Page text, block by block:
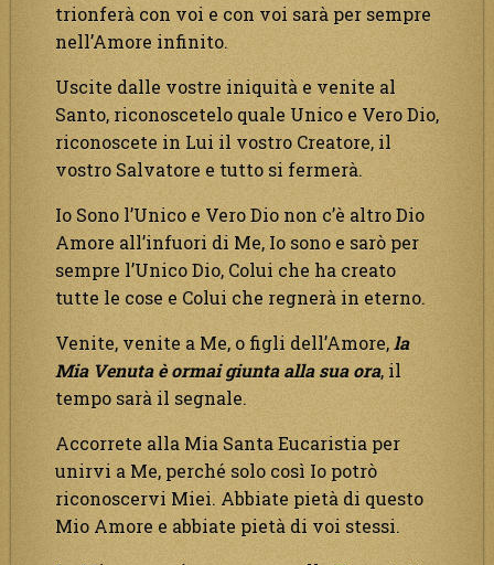
trionferà con voi e con voi sarà per sempre
nell’Amore infinito.
Uscite dalle vostre iniquità e venite al
Santo, riconoscetelo quale Unico e Vero Dio,
riconoscete in Lui il vostro Creatore, il
vostro Salvatore e tutto si fermerà.
Io Sono l’Unico e Vero Dio non c’è altro Dio
Amore all’infuori di Me, Io sono e sarò per
sempre l’Unico Dio, Colui che ha creato
tutte le cose e Colui che regnerà in eterno.
Venite, venite a Me, o figli dell’Amore,la
Mia Venuta è ormai giunta alla sua ora, il
tempo sarà il segnale.
Accorrete alla Mia Santa Eucaristia per
unirvi a Me, perché solo così Io potrò
riconoscervi Miei. Abbiate pietà di questo
Mio Amore e abbiate pietà di voi stessi.